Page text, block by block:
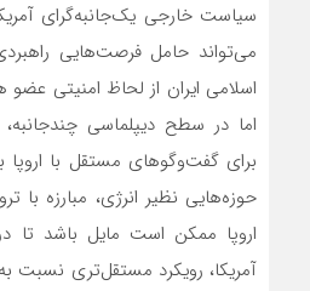
سیاست خارجی یک‌جانبه‌گرای
می‌تواند حامل فرصت‌هایی
اسلامی ایران از لحاظ امنیتی
اما در سطح دیپلماسی
برای گفت‌وگوهای مستقل با اروپا
حوزه‌هایی نظیر انرژی، مبارزه با
اروپا ممکن است مایل باشد تا
آمریکا، رویکرد مستقل‌تری نسبت